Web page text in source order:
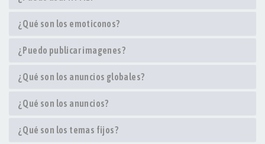
¿Qué son los emoticonos?
¿Puedo publicar imagenes?
¿Qué son los anuncios globales?
¿Qué son los anuncios?
¿Qué son los temas fijos?